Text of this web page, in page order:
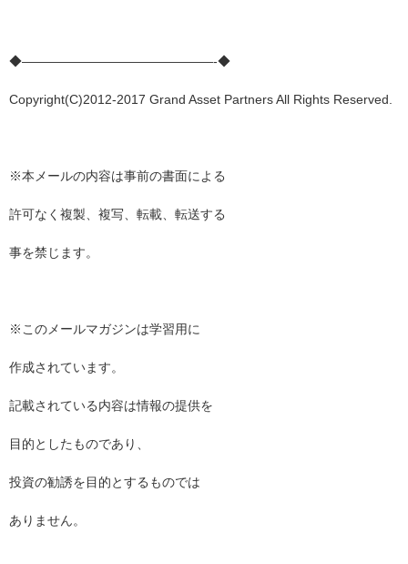
◆———————————————-◆
Copyright(C)2012-2017 Grand Asset Partners All Rights Reserved.
※本メールの内容は事前の書面による
許可なく複製、複写、転載、転送する
事を禁じます。
※このメールマガジンは学習用に
作成されています。
記載されている内容は情報の提供を
目的としたものであり、
投資の勧誘を目的とするものでは
ありません。